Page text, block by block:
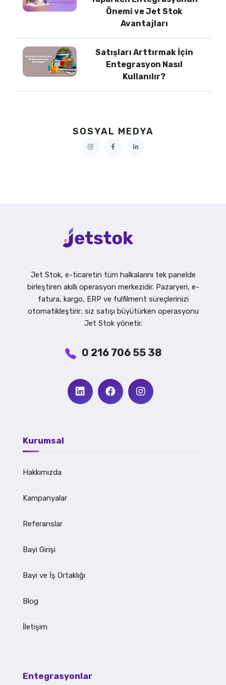
Önemi ve Jet Stok
Avantajları
Satışları Arttırmak İçin
Entegrasyon Nasıl
Kullanılır?
SOSYAL MEDYA
Jet Stok, e-ticaretin tüm halkalarını tek panelde
birleştiren akıllı operasyon merkezidir. Pazaryeri, e-
fatura, kargo, ERP ve fulfilment süreçlerinizi
otomatikleştirir; siz satışı büyütürken operasyonu
Jet Stok yönetir.
0 216 706 55 38
Kurumsal
Hakkımızda
Kampanyalar
Referanslar
Bayi Girişi
Bayi ve İş Ortaklığı
Blog
İletişim
Entegrasyonlar